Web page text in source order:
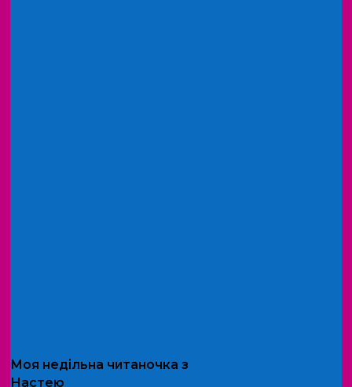
Моя недільна читаночка з
Настею